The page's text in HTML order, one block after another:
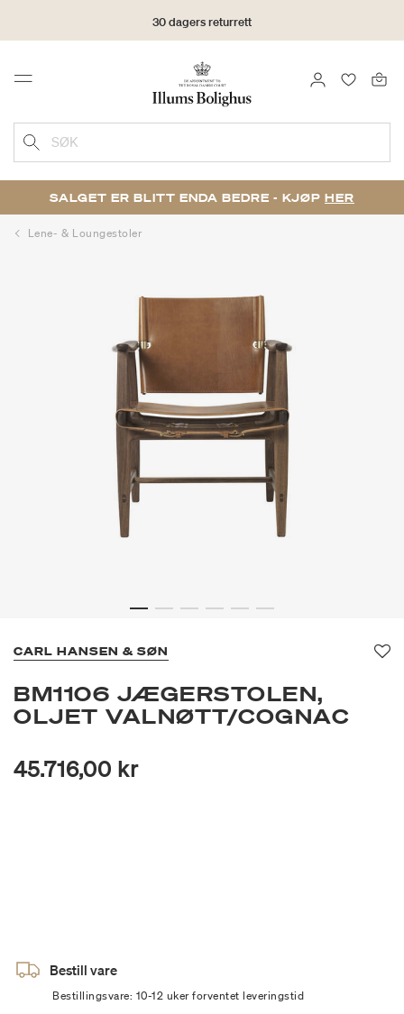
30 dagers returrett
Menu LOGG INN
SØK
SALGET ER BLITT ENDA BEDRE - KJØP HER
Lene- & Loungestoler
CARL HANSEN & SØN
BM1106 JÆGERSTOLEN,
OLJET VALNØTT/COGNAC
45.716,00 kr
Bestill vare
Bestillingsvare: 10-12 uker forventet leveringstid